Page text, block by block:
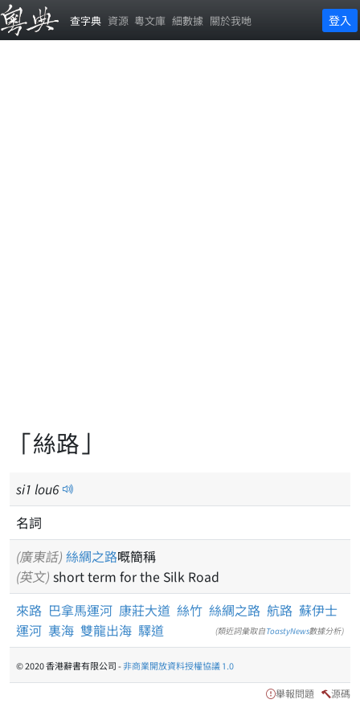
查字典 資源 粵文庫 細數據 關於我哋 登入
「絲路」
si1 lou6
名詞
(廣東話) 絲綢之路嘅簡稱
(英文) short term for the Silk Road
來路 巴拿馬運河 康莊大道 絲竹 絲綢之路 航路 蘇伊士
運河 裏海 雙龍出海 驛道 (類近詞彙取自ToastyNews數據分析)
© 2020 香港辭書有限公司 -非商業開放資料授權協議 1.0
舉報問題 源碼